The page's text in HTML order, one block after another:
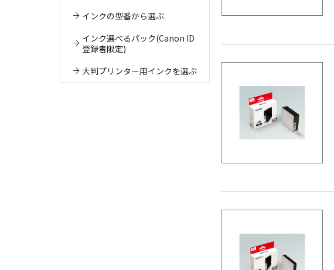
インクの型番から選ぶ
インク選べるパック(Canon ID
登録者限定)
大判プリンター用インクを選ぶ